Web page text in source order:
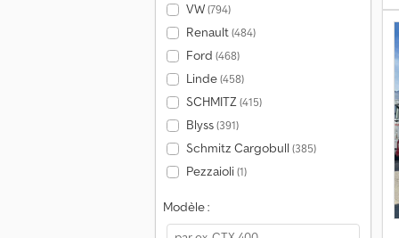
VW(794)
Renault(484)
Ford (468)
Linde(458)
SCHMITZ(415)
Blyss(391)
Schmitz Cargobull (385)
Pezzaioli(1)
Modèle :